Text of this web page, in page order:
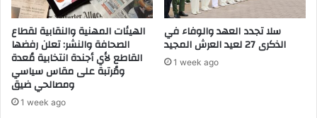
ل
ب
ش
ر
ل
ق
م
ر
ب
ف
ي
الهيئات المهنية والنقابية لقطاع
الصحافة والنشر: تعلن رفضها
القاطع لأي أجندة انتخابية مُعدة
ومُرتبة على مقاس سياسي
ومصالحي ضيق
1 week ago
سلا تجدد العهد والوفاء في
الذكرى 27 لعيد العرش المجيد
1 week ago